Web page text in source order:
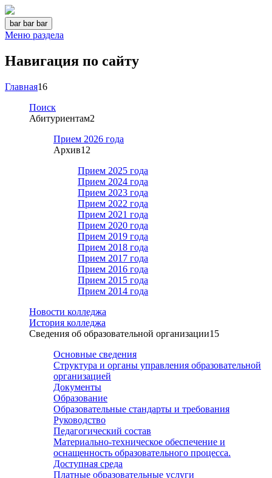
bar bar bar
Меню раздела
Навигация по сайту
Главная16
Поиск
Абитуриентам2
Прием 2026 года
Архив12
Прием 2025 года
Прием 2024 года
Прием 2023 года
Прием 2022 года
Прием 2021 года
Прием 2020 года
Прием 2019 года
Прием 2018 года
Прием 2017 года
Прием 2016 года
Прием 2015 года
Прием 2014 года
Новости колледжа
История колледжа
Сведения об образовательной организации15
Основные сведения
Структура и органы управления образовательной
организацией
Документы
Образование
Образовательные стандарты и требования
Руководство
Педагогический состав
Материально-техническое обеспечение и
оснащенность образовательного процесса.
Доступная среда
Платные образовательные услуги